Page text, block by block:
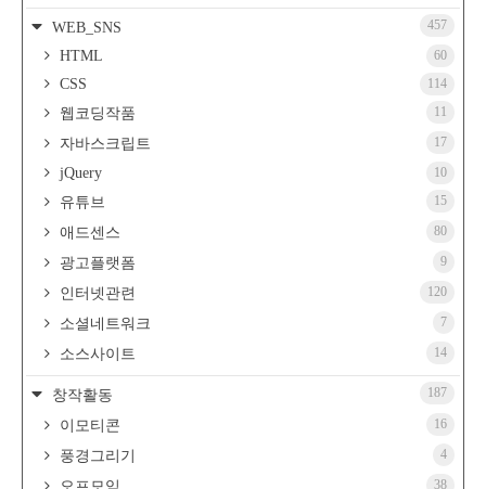
WEB_SNS 457
HTML 60
CSS 114
웹코딩작품 11
자바스크립트 17
jQuery 10
유튜브 15
애드센스 80
광고플랫폼 9
인터넷관련 120
소셜네트워크 7
소스사이트 14
창작활동 187
이모티콘 16
풍경그리기 4
38